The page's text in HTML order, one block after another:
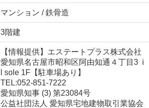
マンション / 鉄骨造
3階建
【情報提供】エステートプラス株式会社
愛知県名古屋市昭和区阿由知通４丁目3 i
l sole 1F【駐車場あり】
TEL:052-851-7222
愛知県知事 (3) 第23084号
公益社団法人 愛知県宅地建物取引業協会